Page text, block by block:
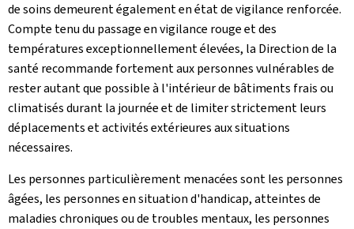
de soins demeurent également en état de vigilance renforcée.
Compte tenu du passage en vigilance rouge et des
températures exceptionnellement élevées, la Direction de la
santé recommande fortement aux personnes vulnérables de
rester autant que possible à l'intérieur de bâtiments frais ou
climatisés durant la journée et de limiter strictement leurs
déplacements et activités extérieures aux situations
nécessaires.
Les personnes particulièrement menacées sont les personnes
âgées, les personnes en situation d'handicap, atteintes de
maladies chroniques ou de troubles mentaux, les personnes